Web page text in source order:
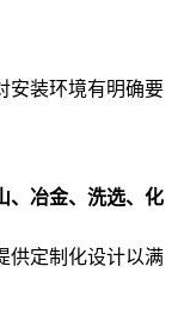
安装环境有明确要
、冶金、洗选、化
供定制化设计以满